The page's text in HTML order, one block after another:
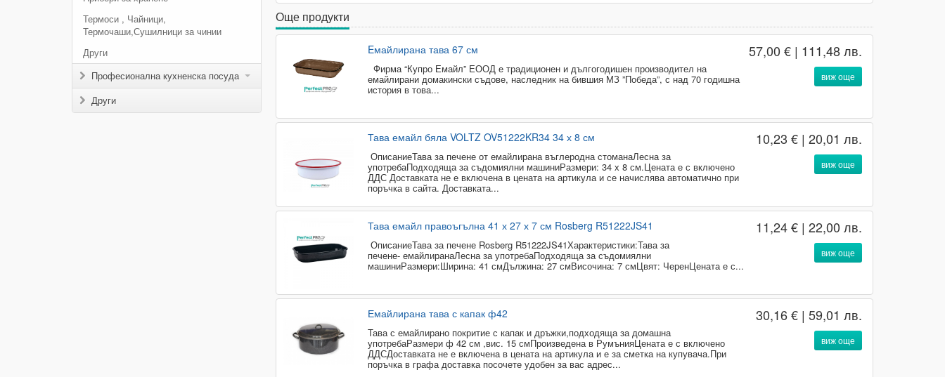
Термоси , Чайници,
Термочаши,Сушилници за чинии
Други
Професионална кухненска посуда
Други
Още продукти
Eмайлирана тава 67 см
Фирма “Купро Емайл” ЕООД е традиционен и дългогодишен производител на
емайлирани домакински съдове, наследник на бившия МЗ ”Победа”, с над 70 годишна
история в това...
57,00 € | 111,48 лв.
виж още
Тава емайл бяла VOLTZ OV51222KR34 34 х 8 см
ОписаниеТава за печене от емайлирана въглеродна стоманаЛесна за
употребаПодходяща за съдомиялни машиниРазмери: 34 х 8 см.Цената е с включено
ДДС Доставката не е включена в цената на артикула и се начислява автоматично при
поръчка в сайта. Доставката...
10,23 € | 20,01 лв.
виж още
Тава емайл правоъгълна 41 х 27 х 7 см Rosberg R51222JS41
ОписаниеТава за печене Rosberg R51222JS41Характеристики:Тава за
печене- емайлиранаЛесна за употребаПодходяща за съдомиялни
машиниРазмери:Ширина: 41 смДължина: 27 смВисочина: 7 смЦвят: ЧеренЦената е с...
11,24 € | 22,00 лв.
виж още
Емайлирана тава с капак ф42
Тава с емайлирано покритие с капак и дръжки,подходяща за домашна
употребаРазмери ф 42 см ,вис. 15 смПроизведена в РумънияЦената е с включено
ДДС​Доставката не е включена в цената на артикула и е за сметка на купувача.При
поръчка в графа доставка посочете удобен за вас адрес...
30,16 € | 59,01 лв.
виж още